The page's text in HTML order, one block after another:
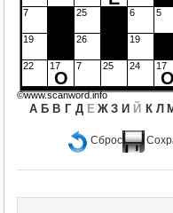
Сброс
7 25 6 5
19 26 19
22 17
О
7 25 24 17
О
А Б В Г Д Е Ж З И Й К Л
©www.scanword.info